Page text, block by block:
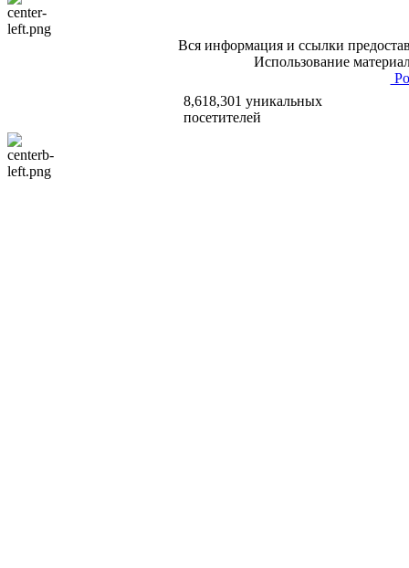
Вся информация и ссылки
Использование
8,618,301 уникальных
посетителей